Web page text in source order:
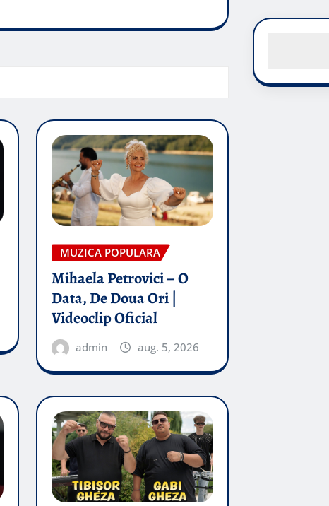
MUZICA POPULARA
Mihaela Petrovici – O
Data, De Doua Ori |
Videoclip Oficial
admin aug. 5, 2026